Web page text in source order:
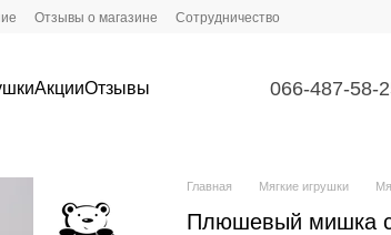
Отзывы о магазине Сотрудничество
АкцииОтзывы 066-487-58-
Главная Мягкие игрушки
Плюшевый мишка